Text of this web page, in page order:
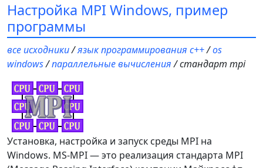
Настройка MPI Windows, пример
программы
все исходники/язык программирования c++/os
windows/параллельные вычисления/ стандарт mpi
Установка, настройка и запуск среды MPI на
Windows. MS-MPI — это реализация стандарта MPI